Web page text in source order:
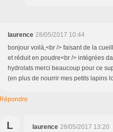
laurence 28/05/2017 10:44
bonjour voilà,<br /> faisant de la
et réduit en poudre<br /> intégrées
hydrolats merci beaucoup pour ce
(en plus de nourrir mes petits lapins
Répondre
L laurence 28/05/2017 13:20